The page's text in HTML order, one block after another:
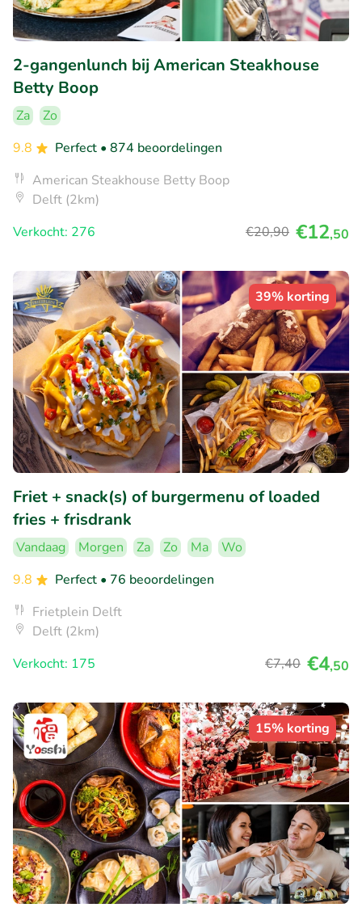
2-gangenlunch bij American Steakhouse
Betty Boop
Za
Zo
9.8
Perfect • 874 beoordelingen
American Steakhouse Betty Boop
Delft (2km)
Verkocht: 276
€20,90 €12,50
39% korting
Friet + snack(s) of burgermenu of loaded
fries + frisdrank
Vandaag Morgen Za Zo Ma
Wo
9.8
Perfect • 76 beoordelingen
Frietplein Delft
Delft (2km)
Verkocht: 175
€7,40 €4,50
15% korting